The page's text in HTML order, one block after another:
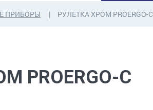
ПРИБОРЫ РУЛЕТКА ХРОМ PROERGO-C
PROERGO-C